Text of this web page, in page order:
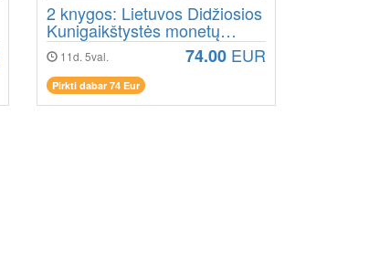
2 knygos: Lietuvos Didžiosios
Kunigaikštystės monetų
katalogai.
11d. 5val. 74.00 EUR
Pirkti dabar 74 Eur